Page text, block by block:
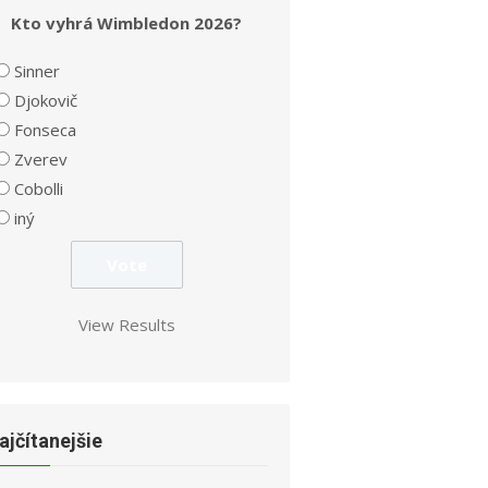
Kto vyhrá Wimbledon 2026?
Sinner
Djokovič
Fonseca
Zverev
Cobolli
iný
View Results